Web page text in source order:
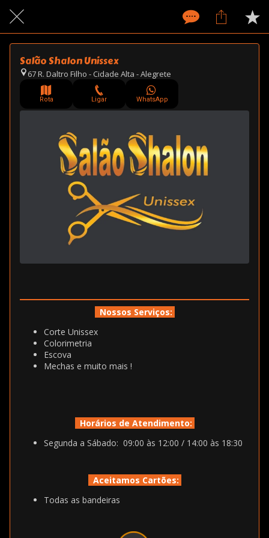
Salão Shalon Unissex
67 R. Daltro Filho - Cidade Alta - Alegrete
Rota Ligar WhatsApp
Nossos Serviços:
Corte Unissex
Colorimetria
Escova
Mechas e muito mais !
Horários de Atendimento:
Segunda a Sábado: 09:00 às 12:00 / 14:00 às 18:30
Aceitamos Cartões:
Todas as bandeiras